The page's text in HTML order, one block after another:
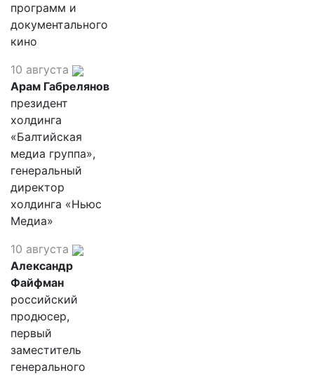
программ и
документального
кино
10 августа
Арам Габрелянов
президент
холдинга
«Балтийская
медиа группа»,
генеральный
директор
холдинга «Ньюс
Медиа»
10 августа
Александр
Файфман
российский
продюсер,
первый
заместитель
генерального